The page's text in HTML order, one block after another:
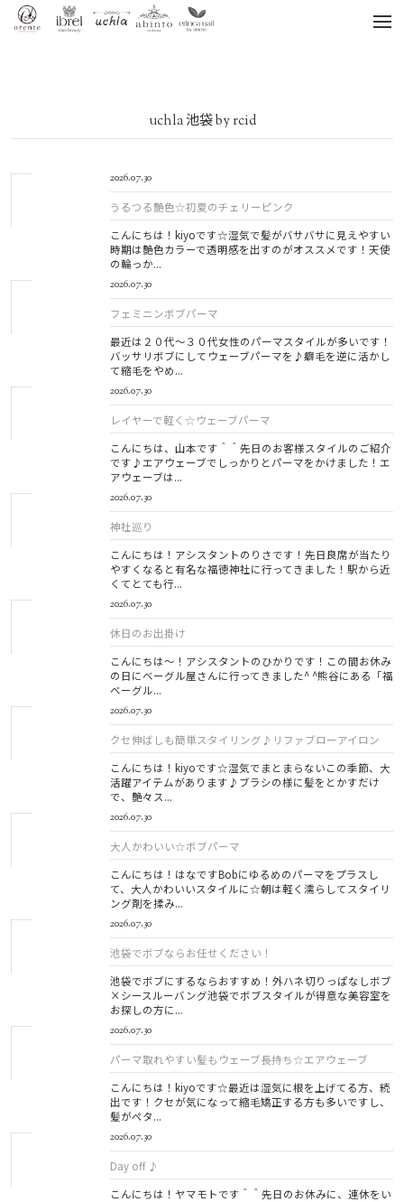
uchla 池袋 by rcid
2026.07.30
うるつる艶色☆初夏のチェリーピンク
こんにちは！kiyoです☆湿気で髪がバサバサに見えやすい
時期は艶色カラーで透明感を出すのがオススメです！天使
の輪っか...
2026.07.30
フェミニンボブパーマ
最近は２０代～３０代女性のパーマスタイルが多いです！
バッサリボブにしてウェーブパーマを♪癖毛を逆に活かし
て縮毛をやめ...
2026.07.30
レイヤーで軽く☆ウェーブパーマ
こんにちは、山本です＾＾先日のお客様スタイルのご紹介
です♪エアウェーブでしっかりとパーマをかけました！エ
アウェーブは...
2026.07.30
神社巡り
こんにちは！アシスタントのりさです！先日良席が当たり
やすくなると有名な福徳神社に行ってきました！駅から近
くてとても行...
2026.07.30
休日のお出掛け
こんにちは～！アシスタントのひかりです！この間お休み
の日にベーグル屋さんに行ってきました^ ^熊谷にある「福
ベーグル...
2026.07.30
クセ伸ばしも簡単スタイリング♪リファブローアイロン
こんにちは！kiyoです☆湿気でまとまらないこの季節、大
活躍アイテムがあります♪ブラシの様に髪をとかすだけ
で、艶々ス...
2026.07.30
大人かわいい☆ボブパーマ
こんにちは！はなですBobにゆるめのパーマをプラスし
て、大人かわいいスタイルに☆朝は軽く濡らしてスタイリ
ング剤を揉み...
2026.07.30
池袋でボブならお任せください！
池袋でボブにするならおすすめ！外ハネ切りっぱなしボブ
×シースルーバング池袋でボブスタイルが得意な美容室を
お探しの方に...
2026.07.30
パーマ取れやすい髪もウェーブ長持ち☆エアウェーブ
こんにちは！kiyoです☆最近は湿気に根を上げてる方、続
出です！クセが気になって縮毛矯正する方も多いですし、
髪がペタ...
2026.07.30
Day off ♪
こんにちは！ヤマモトです＾＾先日のお休みに、連休をい